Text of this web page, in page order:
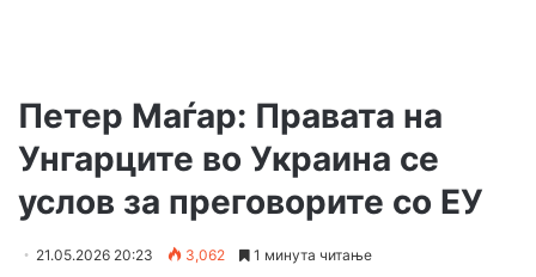
Петер Маѓар: Правата на
Унгарците во Украина се
услов за преговорите со ЕУ
21.05.2026 20:23 3,062 1 минута читање